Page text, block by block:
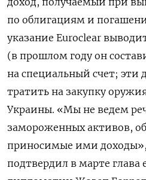
по облигациям и
указание Euroclear
(в прошлом году он
на специальный счет; эти
тратить на закупку
Украины. «Мы не ведем
замороженных активов,
приносимые ими
подтвердил в марте глава